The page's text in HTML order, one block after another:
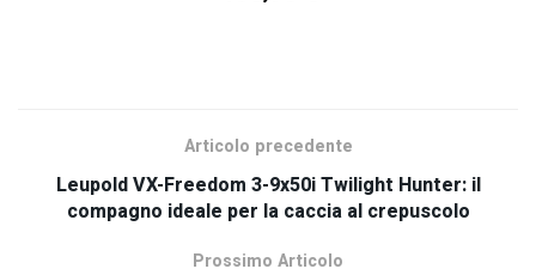
Articolo precedente
Leupold VX-Freedom 3-9x50i Twilight Hunter: il
compagno ideale per la caccia al crepuscolo
Prossimo Articolo